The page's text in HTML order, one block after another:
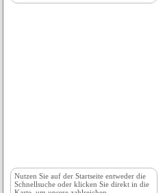
Nutzen Sie auf der Startseite entweder die
Schnellsuche oder klicken Sie direkt in die